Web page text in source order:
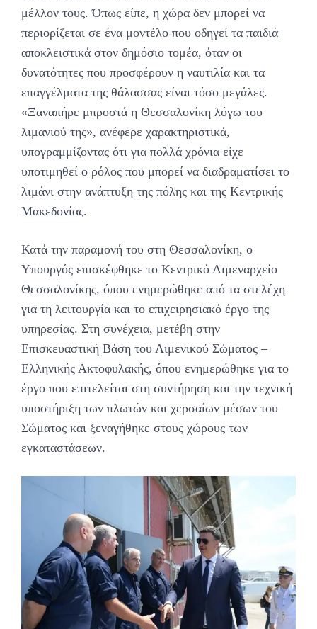
μέλλον τους. Όπως είπε, η χώρα δεν μπορεί να
περιορίζεται σε ένα μοντέλο που οδηγεί τα παιδιά
αποκλειστικά στον δημόσιο τομέα, όταν οι
δυνατότητες που προσφέρουν η ναυτιλία και τα
επαγγέλματα της θάλασσας είναι τόσο μεγάλες.
«Ξαναπήρε μπροστά η Θεσσαλονίκη λόγω του
λιμανιού της», ανέφερε χαρακτηριστικά,
υπογραμμίζοντας ότι για πολλά χρόνια είχε
υποτιμηθεί ο ρόλος που μπορεί να διαδραματίσει το
λιμάνι στην ανάπτυξη της πόλης και της Κεντρικής
Μακεδονίας.
Κατά την παραμονή του στη Θεσσαλονίκη, ο
Υπουργός επισκέφθηκε το Κεντρικό Λιμεναρχείο
Θεσσαλονίκης, όπου ενημερώθηκε από τα στελέχη
για τη λειτουργία και το επιχειρησιακό έργο της
υπηρεσίας. Στη συνέχεια, μετέβη στην
Επισκευαστική Βάση του Λιμενικού Σώματος –
Ελληνικής Ακτοφυλακής, όπου ενημερώθηκε για το
έργο που επιτελείται στη συντήρηση και την τεχνική
υποστήριξη των πλωτών και χερσαίων μέσων του
Σώματος και ξεναγήθηκε στους χώρους των
εγκαταστάσεων.